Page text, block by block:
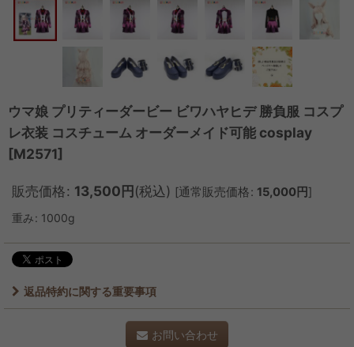
ウマ娘 プリティーダービー ビワハヤヒデ 勝負服 コスプ
レ衣装 コスチューム オーダーメイド可能 cosplay
[M2571]
販売価格: 13,500 円 (税込) [通常販売価格: 15,000 円]
重み: 1000g
返品特約に関する重要事項
お問い合わせ